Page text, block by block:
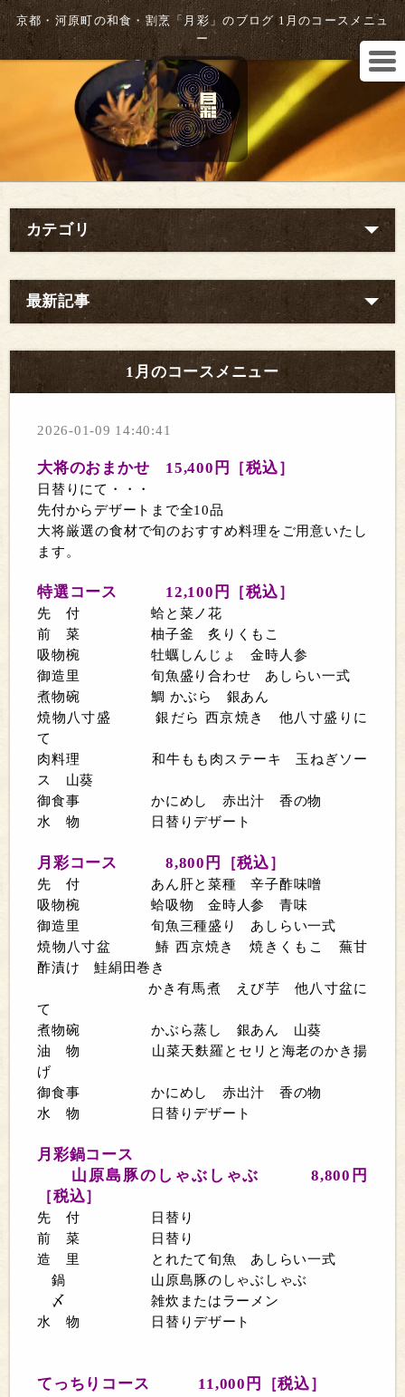
京都・河原町の和食・割烹「月彩」のブログ 1月のコースメニュ
ー
カテゴリ
最新記事
1月のコースメニュー
2026-01-09 14:40:41
大将のおまかせ 15,400 円 ［税込］
日替りにて・・・
先付からデザートまで全10品
大将厳選の食材で旬のおすすめ料理をご用意いたし
ます。
特選コース 12,100 円 ［税込］
先 付 蛤と菜ノ花
前 菜 柚子釜 炙りくもこ
吸物椀 牡蠣しんじょ 金時人参
御造里 旬魚盛り合わせ あしらい一式
煮物碗 鯛 かぶら 銀あん
焼物八寸盛 銀だら 西京焼き 他八寸盛りに
て
肉料理 和牛もも肉ステーキ 玉ねぎソー
ス 山葵
御食事 かにめし 赤出汁 香の物
水 物 日替りデザート
月彩コース8,800 円［税込］
先 付 あん肝と菜種 辛子酢味噌
吸物椀 蛤吸物 金時人参 青味
御造里 旬魚三種盛り あしらい一式
焼物八寸盆 鰆 西京焼き 焼きくもこ 蕪甘
酢漬け 鮭絹田巻き
かき有馬煮 えび芋 他八寸盆に
て
煮物碗 かぶら蒸し 銀あん 山葵
油 物 山菜天麩羅とセリと海老のかき揚
げ
御食事 かにめし 赤出汁 香の物
水 物 日替りデザート
月彩鍋コース
山原島豚のしゃぶしゃぶ8,800 円
［税込］
先 付 日替り
前 菜 日替り
造 里 とれたて旬魚 あしらい一式
鍋 山原島豚のしゃぶしゃぶ
〆 雑炊またはラーメン
水 物 日替りデザート
てっちりコース 11,000 円［税込］